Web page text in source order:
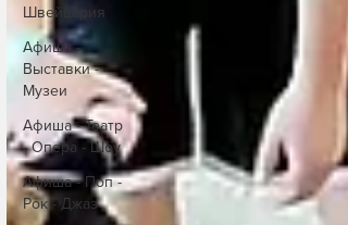
Швейцария
Афиша -
Выставки -
Музеи
Афиша - Театр
- Опера - Шоу
Афиша - Поп -
Рок - Джаз